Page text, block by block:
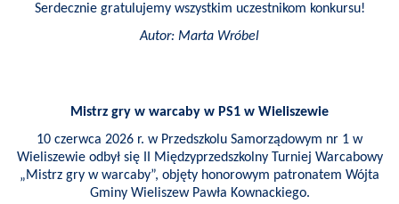
Serdecznie gratulujemy wszystkim uczestnikom konkursu!
Autor: Marta Wróbel
Mistrz gry w warcaby w PS1 w Wieliszewie
10 czerwca 2026 r. w Przedszkolu Samorządowym nr 1 w
Wieliszewie odbył się II Międzyprzedszkolny Turniej Warcabowy
„Mistrz gry w warcaby”, objęty honorowym patronatem Wójta
Gminy Wieliszew Pawła Kownackiego.